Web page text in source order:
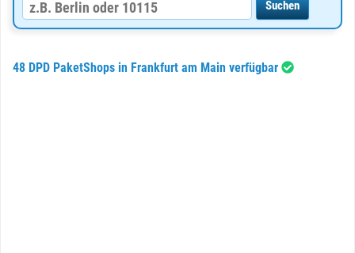
48 DPD PaketShops in Frankfurt am Main verfügbar